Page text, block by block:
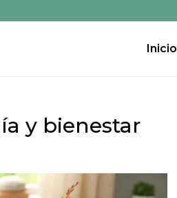
Inicio
y bienestar